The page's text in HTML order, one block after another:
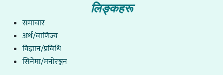
लिङ्कहरू
समाचार
अर्थ/वाणिज्य
विज्ञान/प्रविधि
सिनेमा/मनोरञ्जन